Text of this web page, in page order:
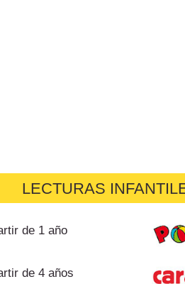
LECTURAS
de 1 año
de 4 años